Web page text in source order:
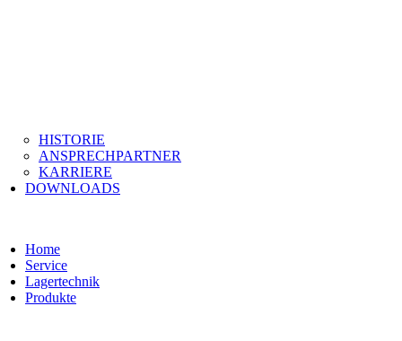
HISTORIE
ANSPRECHPARTNER
KARRIERE
DOWNLOADS
Home
Service
Lagertechnik
Produkte